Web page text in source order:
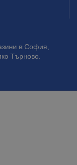
в София,
Търново.